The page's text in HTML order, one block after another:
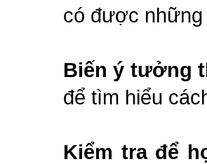
có được
Biến ý tưởng
để tìm hiểu
Kiểm tra để